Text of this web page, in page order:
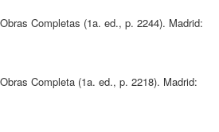
Obras Completas (1a. ed., p. 2244). Madrid:
Obras Completa (1a. ed., p. 2218). Madrid: